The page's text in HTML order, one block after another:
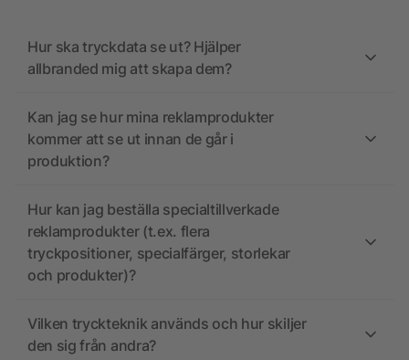
Hur ska tryckdata se ut? Hjälper
allbranded mig att skapa dem?
Kan jag se hur mina reklamprodukter
kommer att se ut innan de går i
produktion?
Hur kan jag beställa specialtillverkade
reklamprodukter (t.ex. flera
tryckpositioner, specialfärger, storlekar
och produkter)?
Vilken tryckteknik används och hur skiljer
den sig från andra?